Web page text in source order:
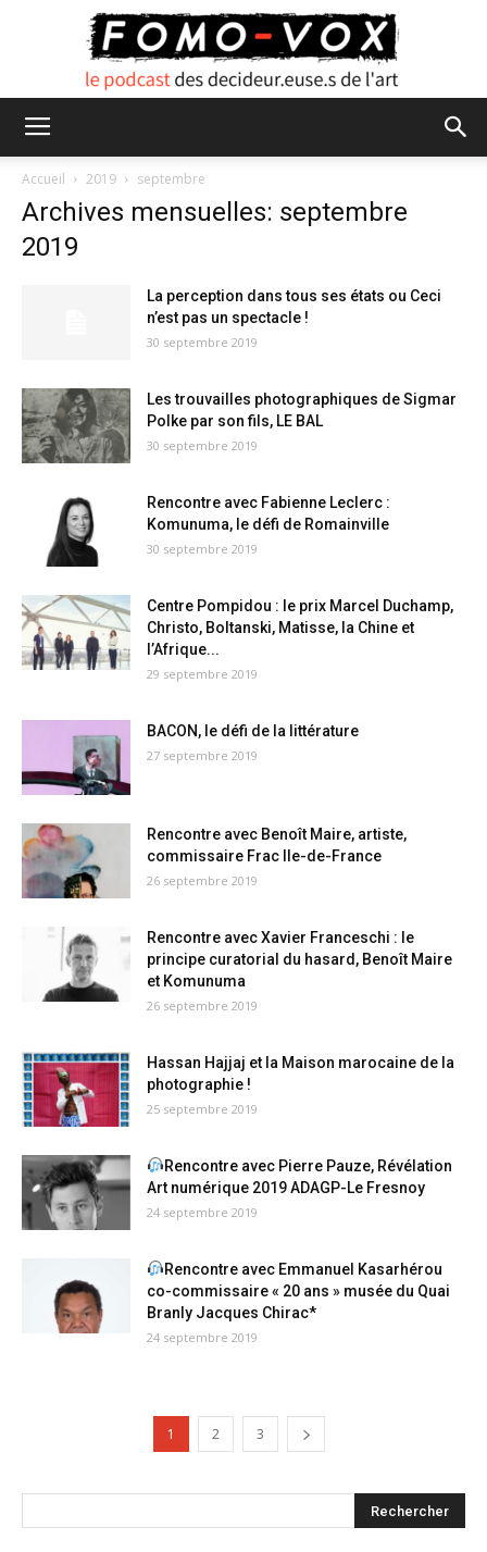
Accueil 2019 septembre
Archives mensuelles: septembre
2019
La perception dans tous ses états ou Ceci
n’est pas un spectacle !
30 septembre 2019
Les trouvailles photographiques de Sigmar
Polke par son fils, LE BAL
30 septembre 2019
Rencontre avec Fabienne Leclerc :
Komunuma, le défi de Romainville
30 septembre 2019
Centre Pompidou : le prix Marcel Duchamp,
Christo, Boltanski, Matisse, la Chine et
l’Afrique...
29 septembre 2019
BACON, le défi de la littérature
27 septembre 2019
Rencontre avec Benoît Maire, artiste,
commissaire Frac Ile-de-France
26 septembre 2019
Rencontre avec Xavier Franceschi : le
principe curatorial du hasard, Benoît Maire
et Komunuma
26 septembre 2019
Hassan Hajjaj et la Maison marocaine de la
photographie !
25 septembre 2019
Rencontre avec Pierre Pauze, Révélation
Art numérique 2019 ADAGP-Le Fresnoy
24 septembre 2019
Rencontre avec Emmanuel Kasarhérou
co-commissaire « 20 ans » musée du Quai
Branly Jacques Chirac*
24 septembre 2019
1 2 3